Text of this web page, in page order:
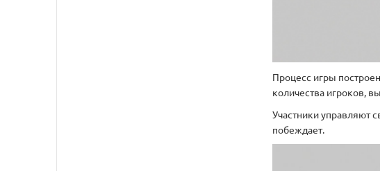
Процесс игры
количества игроков,
Участники управляют
побеждает.